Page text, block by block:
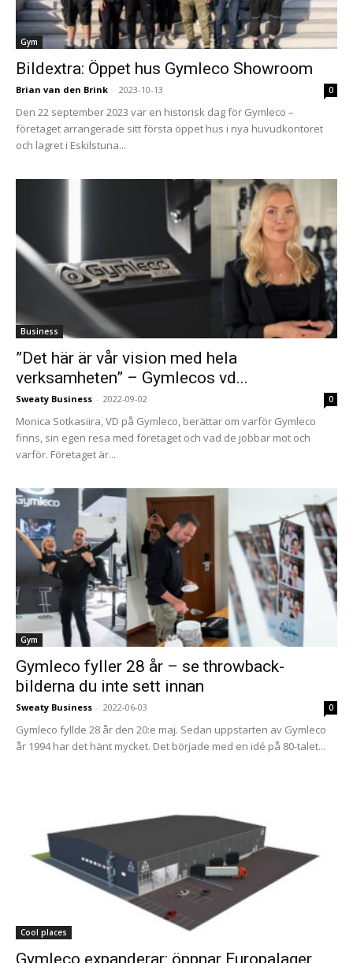
Gym
Bildextra: Öppet hus Gymleco Showroom
Brian van den Brink - 2023-10-13 0
Den 22 september 2023 var en historisk dag för Gymleco –
företaget arrangerade sitt första öppet hus i nya huvudkontoret
och lagret i Eskilstuna...
Business
”Det här är vår vision med hela
verksamheten” – Gymlecos vd...
Sweaty Business - 2022-09-02 0
Monica Sotkasiira, VD på Gymleco, berättar om varför Gymleco
finns, sin egen resa med företaget och vad de jobbar mot och
varför. Företaget är...
Gym
Gymleco fyller 28 år – se throwback-
bilderna du inte sett innan
Sweaty Business - 2022-06-03 0
Gymleco fyllde 28 år den 20:e maj. Sedan uppstarten av Gymleco
år 1994 har det hänt mycket. Det började med en idé på 80-talet...
Cool places
Gymleco expanderar: öppnar Europalager